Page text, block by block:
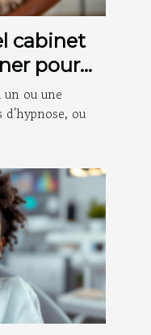
cabinet
pour
?
ou une
d'hypnose, ou